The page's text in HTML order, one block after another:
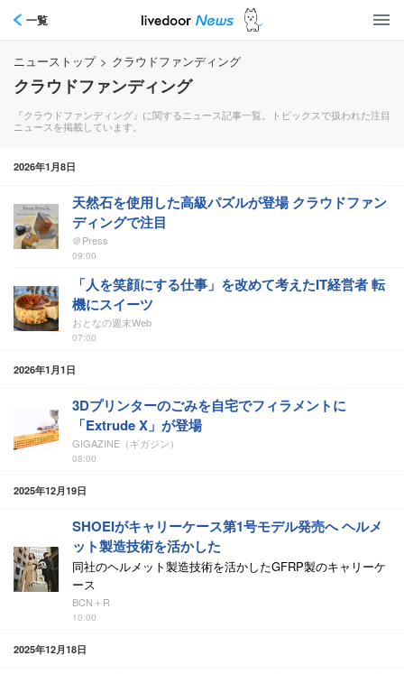
一覧
ニューストップ > クラウドファンディング
クラウドファンディング
『クラウドファンディング』に関するニュース記事一覧。トピックスで扱われた注目
ニュースを掲載しています。
2026年1月8日
天然石を使用した高級パズルが登場 クラウドファン
ディングで注目
＠Press
09:00
「人を笑顔にする仕事」を改めて考えたIT経営者 転
機にスイーツ
おとなの週末Web
07:00
2026年1月1日
3Dプリンターのごみを自宅でフィラメントに
「Extrude X」が登場
GIGAZINE（ギガジン）
08:00
2025年12月19日
SHOEIがキャリーケース第1号モデル発売へ ヘルメ
ット製造技術を活かした
同社のヘルメット製造技術を活かしたGFRP製のキャリーケ
ース
BCN＋R
10:00
2025年12月18日